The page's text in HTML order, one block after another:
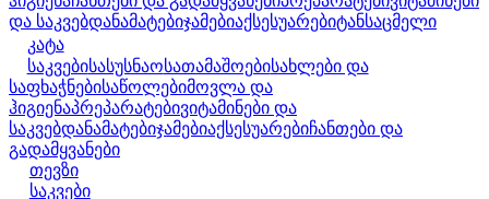
და საკვებდანამატებიჯამებიაქსესუარებიტანსაცმელი
კატა
საკვებისასუსნაოსათამაშოებისახლები და
საფხაჭნებისაწოლებიმოვლა და
ჰიგიენაპრეპარატებივიტამინები და
საკვებდანამატებიჯამებიაქსესუარებიჩანთები და
გადამყვანები
თევზი
საკვები